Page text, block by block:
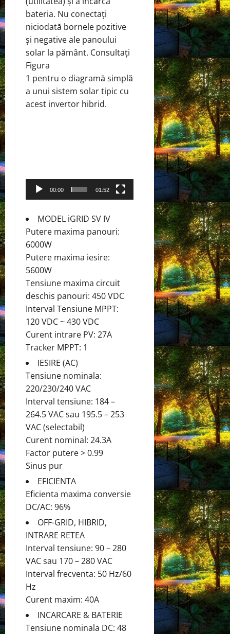
bateria. Nu conectați
niciodată bornele pozitive
și negative ale panoului
solar la pământ. Consultați
Figura
1 pentru o diagramă simplă
a unui sistem solar tipic cu
acest invertor hibrid.
00:00 01:52
MODEL iGRID SV IV
Putere maxima panouri:
6000W
Putere maxima iesire:
5600W
Tensiune maxima circuit
deschis panouri: 450 VDC
Interval Tensiune MPPT:
120 VDC ~ 430 VDC
Curent intrare PV: 27A
Tracker MPPT: 1
IESIRE (AC)
Tensiune nominala:
220/230/240 VAC
Interval tensiune: 184 –
264.5 VAC sau 195.5 – 253
VAC (selectabil)
Curent nominal: 24.3A
Factor putere > 0.99
Sinus pur
EFICIENTA
Eficienta maxima conversie
DC/AC: 96%
OFF-GRID, HIBRID,
INTRARE RETEA
Interval tensiune: 90 – 280
VAC sau 170 – 280 VAC
Interval frecventa: 50 Hz/60
Hz
Curent maxim: 40A
INCARCARE & BATERIE
Tensiune nominala DC: 48